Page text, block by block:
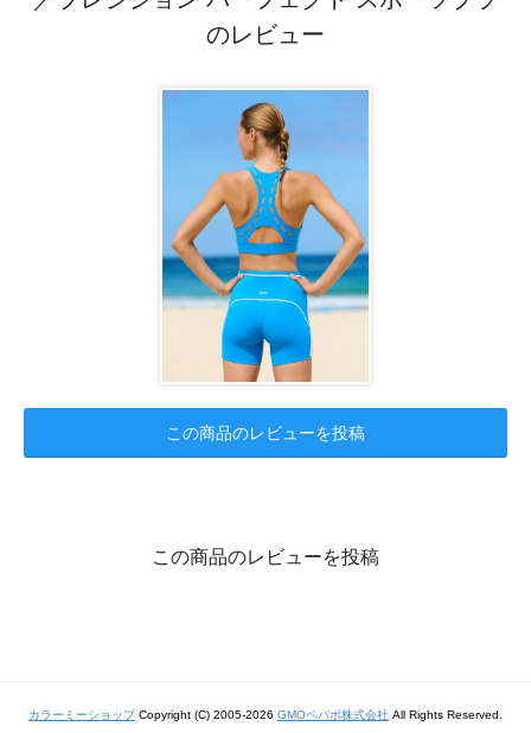
のレビュー
この商品のレビューを投稿
この商品のレビューを投稿
カラーミーショップ Copyright (C) 2005-2026 GMOペパボ株式会社 All Rights Reserved.